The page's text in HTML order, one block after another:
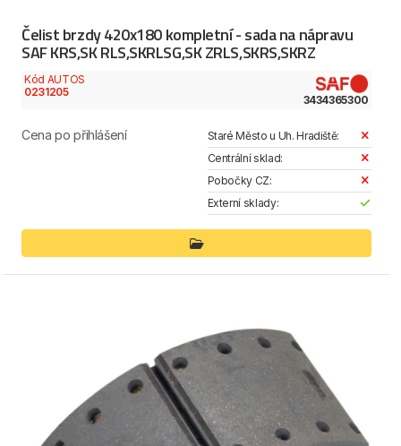
Čelist brzdy 420x180 kompletní - sada na nápravu
SAF KRS,SK RLS,SKRLSG,SK ZRLS,SKRS,SKRZ
Kód AUTOS
0231205
3434365300
Cena po přihlášení
Staré Město u Uh. Hradiště:
Centrální sklad:
Pobočky CZ:
Externí sklady: